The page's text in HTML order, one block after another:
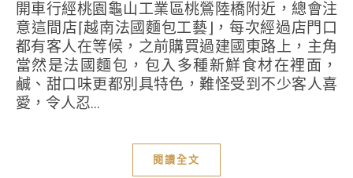
開車行經桃園龜山工業區桃鶯陸橋附近，總會注
意這間店⌈越南法國麵包工藝⌋，每次經過店門口
都有客人在等候，之前購買過建國東路上，主角
當然是法國麵包，包入多種新鮮食材在裡面，
鹹、甜口味更都別具特色，難怪受到不少客人喜
愛，令人忍...
閱讀全文